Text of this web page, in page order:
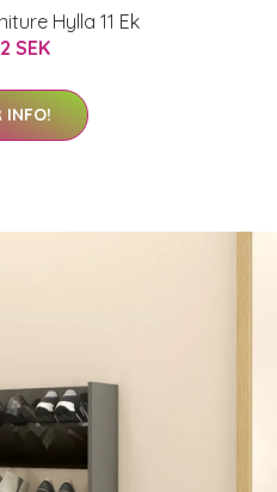
Hylla 11 Ek
SEK
INFO!